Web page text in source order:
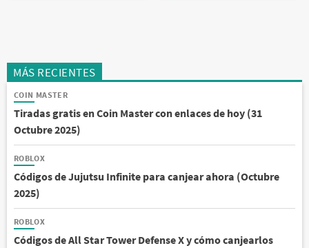
MÁS RECIENTES
COIN MASTER
Tiradas gratis en Coin Master con enlaces de hoy (31
Octubre 2025)
ROBLOX
Códigos de Jujutsu Infinite para canjear ahora (Octubre
2025)
ROBLOX
Códigos de All Star Tower Defense X y cómo canjearlos